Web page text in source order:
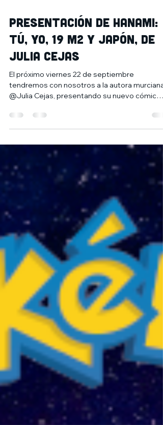
13 sept 2023
Presentación de HANAMI:
Tú, yo, 19 m2 y Japón, de
Julia Cejas
El próximo viernes 22 de septiembre
@Julia Cejas, presentando su nuevo cómic
"HANAMI. Tú, yo,...